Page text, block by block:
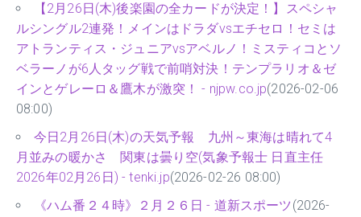
【2月26日(木)後楽園の全カードが決定！】スペシャ
ルシングル2連発！メインはドラダvsエチセロ！セミは
アトランティス・ジュニアvsアベルノ！ミスティコとソ
ベラーノが6人タッグ戦で前哨対決！テンプラリオ＆ゼ
インとゲレーロ＆鷹木が激突！ - njpw.co.jp(2026-02-06
08:00)
今日2月26日(木)の天気予報 九州～東海は晴れて4
月並みの暖かさ 関東は曇り空(気象予報士 日直主任
2026年02月26日) - tenki.jp(2026-02-26 08:00)
《ハム番２４時》２月２６日 - 道新スポーツ(2026-